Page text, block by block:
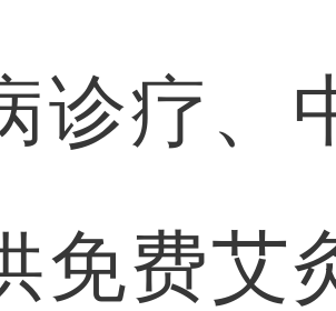
诊疗、
免费艾